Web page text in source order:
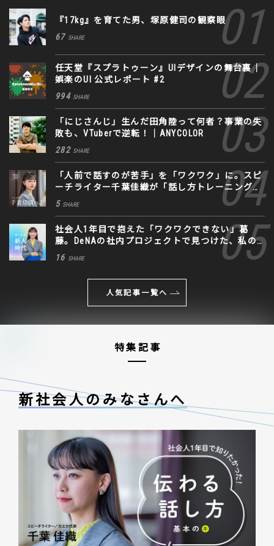
『17kg』を育てた男、塚原健司の観察眼
67 SHARE
任天堂『スプラトゥーン』UIデザインの舞台裏｜
娯楽のUI 公式レポート #2
994 SHARE
「にじさんじ」生んだ田角陸って何者？事業の失
敗も、VTuberで逆転！｜ANYCOLOR
282 SHARE
「人前で話すのが苦手」を「ワクワク」に。スピ
ーチライター千葉佳織が「話し方トレーニング」
に込めた思い
5 SHARE
社会人1年目で抱えた「ワクワクできない」葛
藤。DeNAの社内プロジェクトで見つけた、私の
生きる道
16 SHARE
人気記事一覧へ
特集記事
新社会人のみなさんへ